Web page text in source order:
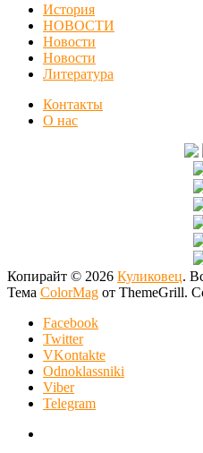
История
НОВОСТИ
Новости
Новости
Литература
Контакты
О нас
Копирайт © 2026 Куликовец.
Тема ColorMag от ThemeGrill.
Facebook
Twitter
VKontakte
Odnoklassniki
Viber
Telegram